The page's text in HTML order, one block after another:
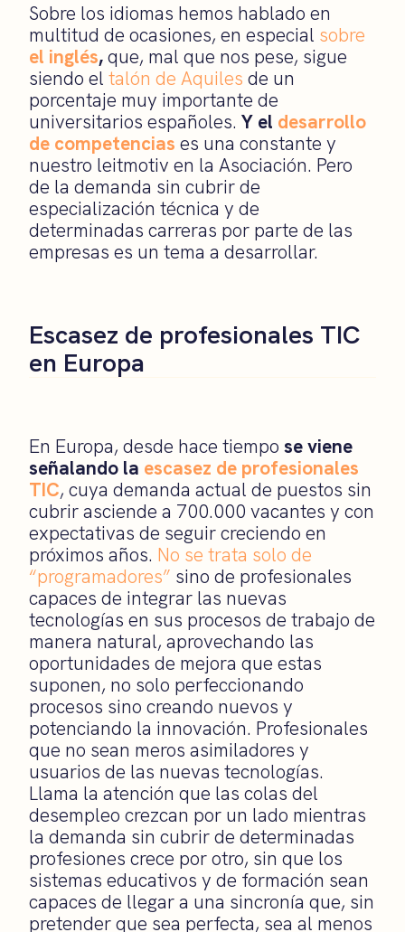
Sobre los idiomas hemos hablado en
multitud de ocasiones, en especial sobre
el inglés,que, mal que nos pese, sigue
siendo el talón de Aquiles de un
porcentaje muy importante de
universitarios españoles. Y el desarrollo
de competencias es una constante y
nuestro leitmotiv en la Asociación. Pero
de la demanda sin cubrir de
especialización técnica y de
determinadas carreras por parte de las
empresas es un tema a desarrollar.
Escasez de profesionales TIC
en Europa
En Europa, desde hace tiempo se viene
señalando la escasez de profesionales
TIC, cuya demanda actual de puestos sin
cubrir asciende a 700.000 vacantes y con
expectativas de seguir creciendo en
próximos años. No se trata solo de
“programadores” sino de profesionales
capaces de integrar las nuevas
tecnologías en sus procesos de trabajo de
manera natural, aprovechando las
oportunidades de mejora que estas
suponen, no solo perfeccionando
procesos sino creando nuevos y
potenciando la innovación. Profesionales
que no sean meros asimiladores y
usuarios de las nuevas tecnologías.
Llama la atención que las colas del
desempleo crezcan por un lado mientras
la demanda sin cubrir de determinadas
profesiones crece por otro, sin que los
sistemas educativos y de formación sean
capaces de llegar a una sincronía que, sin
pretender que sea perfecta, sea al menos